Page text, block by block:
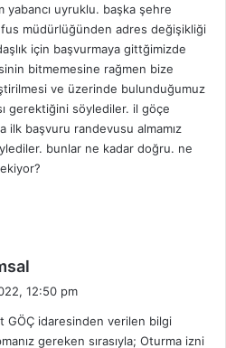
yabancı uyruklu. başka şehre
müdürlüğünden adres değişikliği
için başvurmaya gittğimizde
bitmemesine rağmen bize
ve üzerinde bulunduğumuz
gerektiğini söylediler. il göçe
ilk başvuru randevusu almamız
bunlar ne kadar doğru. ne
i
k
12:50 pm
GÖÇ idaresinden verilen bilgi
gereken sırasıyla; Oturma izni